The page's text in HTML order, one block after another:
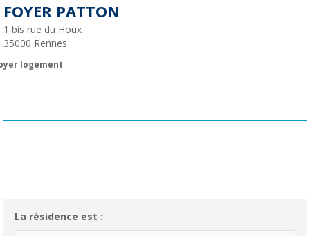
FOYER PATTON
1 bis rue du Houx
35000 Rennes
logement
La résidence est :